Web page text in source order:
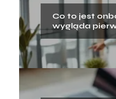
Co to jest
wygląda
nowej